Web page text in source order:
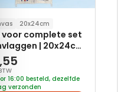
20x24cm
voor complete set
| 20x24cm
16:00 besteld, dezelfde
verzonden